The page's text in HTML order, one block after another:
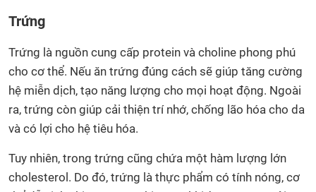
Trứng
Trứng là nguồn cung cấp protein và choline phong phú
cho cơ thể. Nếu ăn trứng đúng cách sẽ giúp tăng cường
hệ miễn dịch, tạo năng lượng cho mọi hoạt động. Ngoài
ra, trứng còn giúp cải thiện trí nhớ, chống lão hóa cho da
và có lợi cho hệ tiêu hóa.
Tuy nhiên, trong trứng cũng chứa một hàm lượng lớn
cholesterol. Do đó, trứng là thực phẩm có tính nóng, cơ